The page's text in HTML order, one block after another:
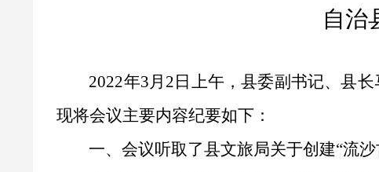
自治
2022年3 月 2 日 上午，县委副书记、县
现将会议主要内容纪要如下：
一、会议听取了县文旅局关于创建“流